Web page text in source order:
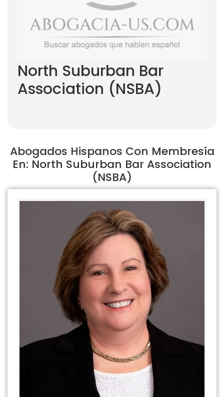
North Suburban Bar
Association (NSBA)
Abogados Hispanos Con Membresía
En: North Suburban Bar Association
(NSBA)